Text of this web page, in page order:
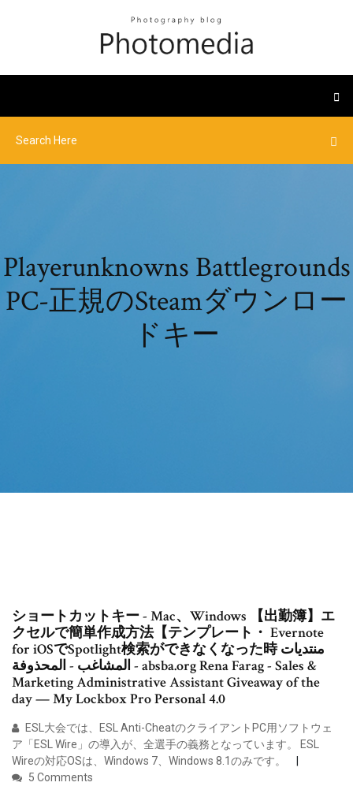
Playerunknowns Battlegrounds
PC-正規のSteamダウンロー
ドキー
ショートカットキー - Mac、Windows 【出勤簿】エ
クセルで簡単作成方法【テンプレート・ Evernote
for iOSでSpotlight検索ができなくなった時 منتديات
المشاغب - المحذوفة - absba.org Rena Farag - Sales &
Marketing Administrative Assistant Giveaway of the
day — My Lockbox Pro Personal 4.0
ESL大会では、ESL Anti-CheatのクライアントPC用ソフトウェ
ア「ESL Wire」の導入が、全選手の義務となっています。 ESL
Wireの対応OSは、Windows 7、Windows 8.1のみです。
5 Comments